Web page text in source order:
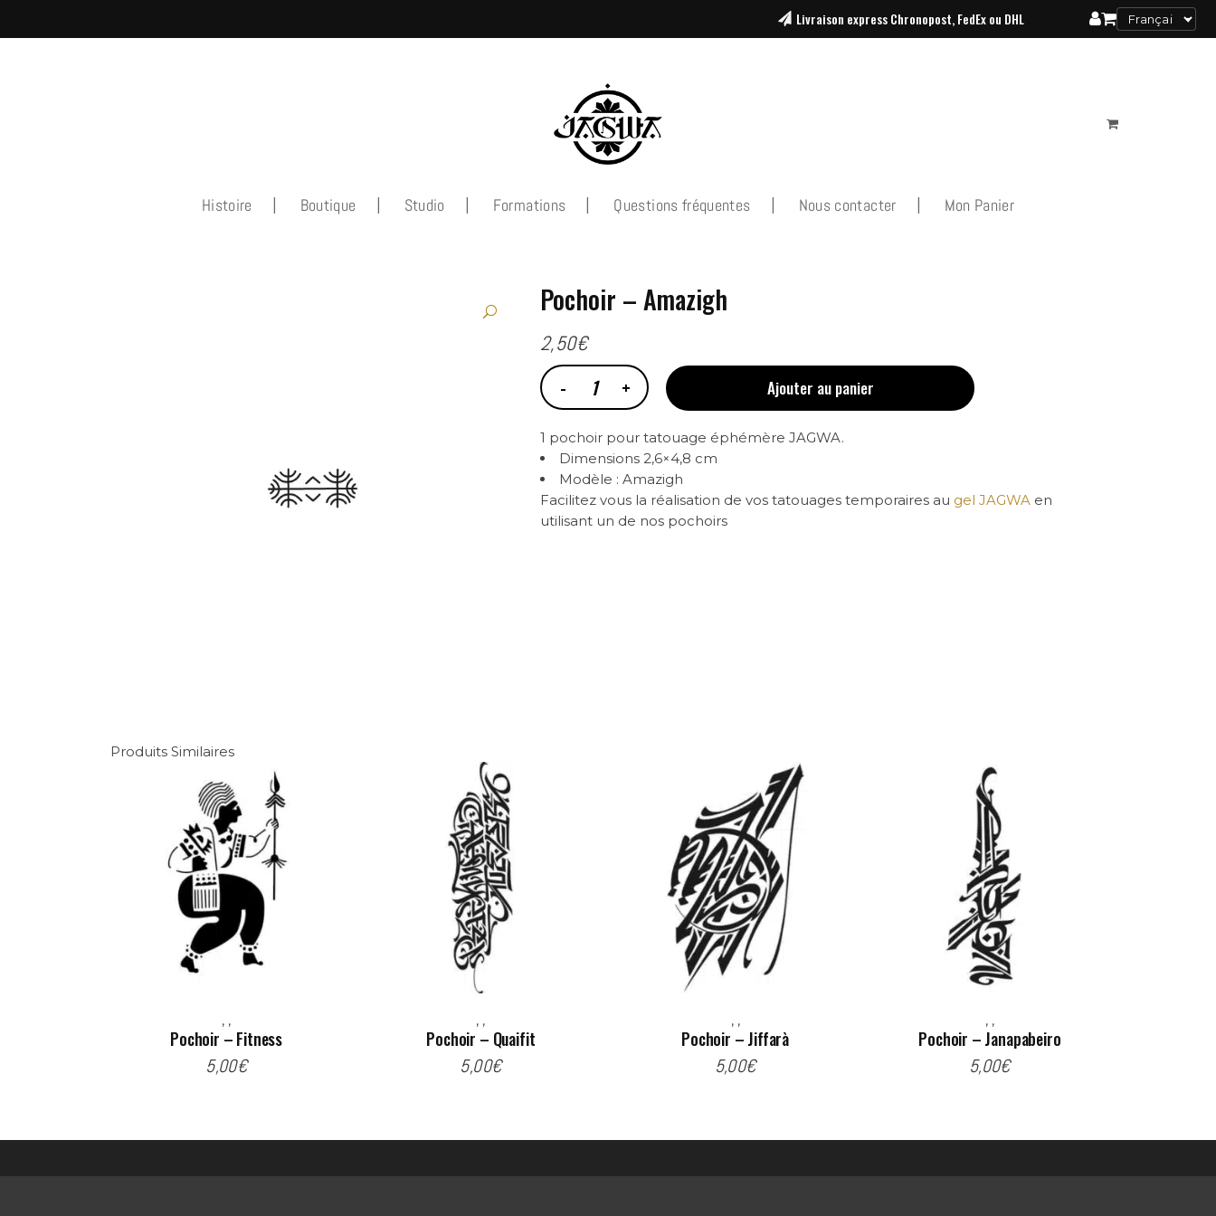
Livraison express Chronopost, FedEx ou DHL
Histoire Boutique Studio Formations Questions fréquentes Nous contacter Mon Panier
Pochoir – Amazigh
2,50€
Pochoir
Amazigh
quantity
Ajouter au panier
1 pochoir pour tatouage éphémère JAGWA.
Dimensions 2,6×4,8 cm
Modèle : Amazigh
Facilitez vous la réalisation de vos tatouages temporaires au gel JAGWA en
utilisant un de nos pochoirs
Produits Similaires
, ,
Pochoir – Fitness
5,00€
, ,
Pochoir – Quaifit
5,00€
, ,
Pochoir – Jiffarà
5,00€
, ,
Pochoir – Janapabeiro
5,00€